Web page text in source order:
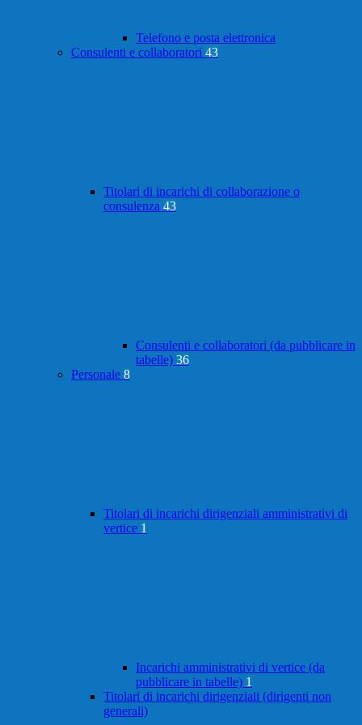
Telefono e posta elettronica
Consulenti e collaboratori 43
Titolari di incarichi di collaborazione o
consulenza 43
Consulenti e collaboratori (da pubblicare in
tabelle) 36
Personale 8
Titolari di incarichi dirigenziali amministrativi di
vertice 1
Incarichi amministrativi di vertice (da
pubblicare in tabelle) 1
Titolari di incarichi dirigenziali (dirigenti non
generali)